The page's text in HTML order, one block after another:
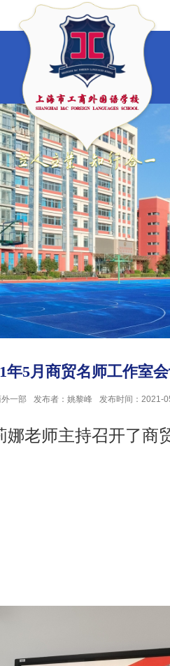
年5月商贸名师工作室
一部 发布者：姚黎峰 发布时间：2021-
老师主持召开了